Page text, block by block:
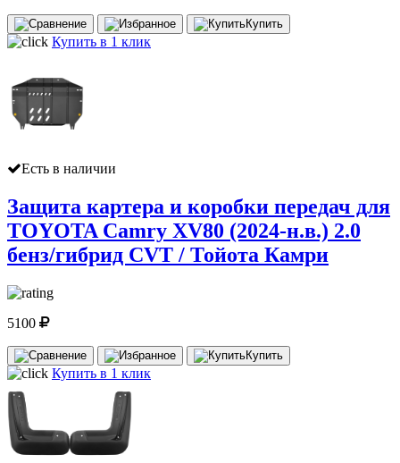
Купить
Купить в 1 клик
Есть в наличии
Защита картера и коробки передач для
TOYOTA Camry XV80 (2024-н.в.) 2.0
бенз/гибрид CVT / Тойота Камри
5100
Купить
Купить в 1 клик